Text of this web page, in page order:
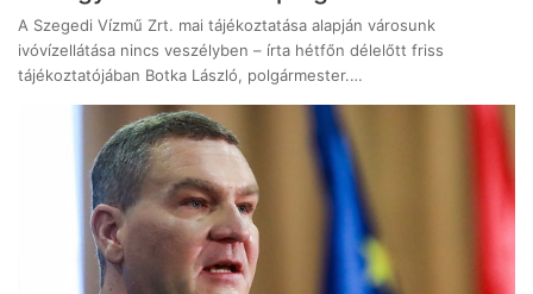
A Szegedi Vízmű Zrt. mai tájékoztatása alapján városunk
ivóvízellátása nincs veszélyben – írta hétfőn délelőtt friss
tájékoztatójában Botka László, polgármester.…